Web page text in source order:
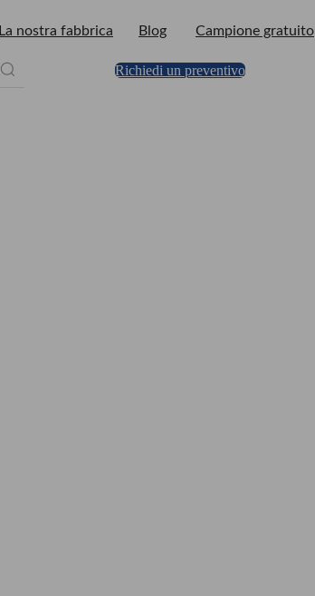
La nostra fabbrica Blog Campione gratuito
Richiedi un preventivo